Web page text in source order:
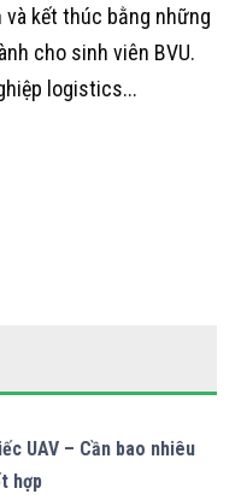
kết thúc bằng những
cho sinh viên BVU.
logistics...
UAV – Cần bao nhiêu
hợp